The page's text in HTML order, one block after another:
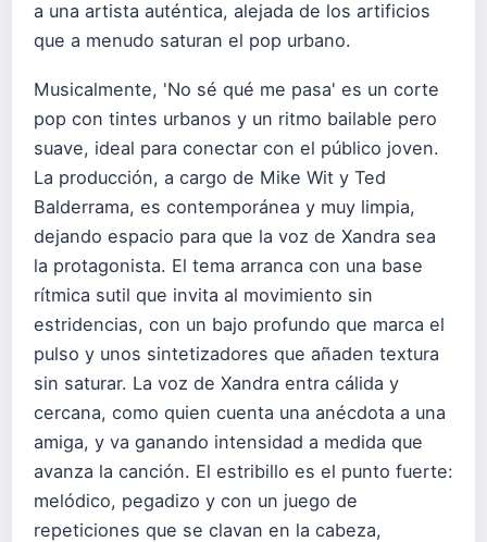
a una artista auténtica, alejada de los artificios
que a menudo saturan el pop urbano.
Musicalmente, 'No sé qué me pasa' es un corte
pop con tintes urbanos y un ritmo bailable pero
suave, ideal para conectar con el público joven.
La producción, a cargo de Mike Wit y Ted
Balderrama, es contemporánea y muy limpia,
dejando espacio para que la voz de Xandra sea
la protagonista. El tema arranca con una base
rítmica sutil que invita al movimiento sin
estridencias, con un bajo profundo que marca el
pulso y unos sintetizadores que añaden textura
sin saturar. La voz de Xandra entra cálida y
cercana, como quien cuenta una anécdota a una
amiga, y va ganando intensidad a medida que
avanza la canción. El estribillo es el punto fuerte:
melódico, pegadizo y con un juego de
repeticiones que se clavan en la cabeza,